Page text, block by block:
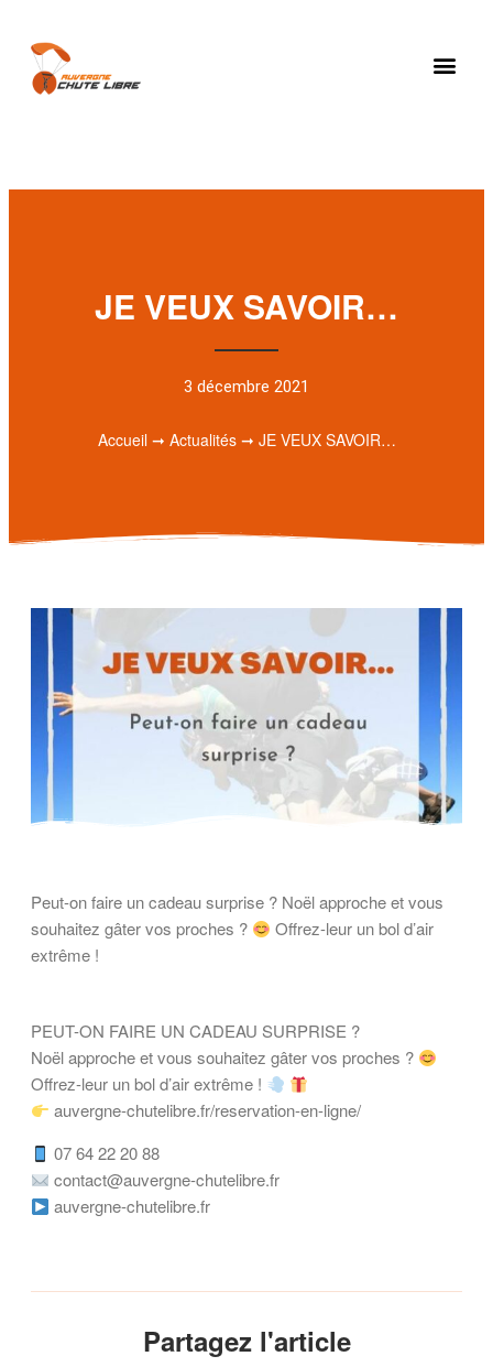
JE VEUX SAVOIR…
3 décembre 2021
Accueil➞ Actualités➞ JE VEUX SAVOIR…
Peut-on faire un cadeau surprise ? Noël approche et vous
souhaitez gâter vos proches ?
Offrez-leur un bol d’air
extrême !
PEUT-ON FAIRE UN CADEAU SURPRISE ?
Noël approche et vous souhaitez gâter vos proches ?
Offrez-leur un bol d’air extrême !
auvergne-chutelibre.fr/reservation-en-ligne/
07 64 22 20 88
contact@auvergne-chutelibre.fr
auvergne-chutelibre.fr
Partagez l'article